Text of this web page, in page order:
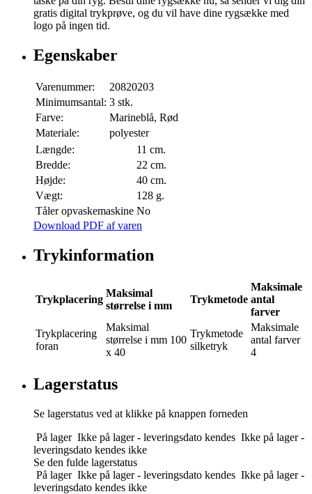
gratis digital trykprøve, og du vil have dine rygsække med
logo på ingen tid.
Egenskaber
Varenummer:
20820203
Minimumsantal: 3 stk.
Farve:
Marineblå, Rød
Materiale:
polyester
Længde:
11 cm.
Bredde:
22 cm.
Højde:
40 cm.
Vægt:
128 g.
Tåler opvaskemaskine No
Download PDF af varen
Trykinformation
Trykplacering
Maksimal
størrelse i mm
Trykmetode
Maksimale
antal
farver
Trykplacering
foran
Maksimal
størrelse i mm 100
x 40
Trykmetode
silketryk
Maksimale
antal farver
4
Lagerstatus
Se lagerstatus ved at klikke på knappen forneden
På lager Ikke på lager - leveringsdato kendes Ikke på lager -
leveringsdato kendes ikke
Se den fulde lagerstatus
På lager Ikke på lager - leveringsdato kendes Ikke på lager -
leveringsdato kendes ikke